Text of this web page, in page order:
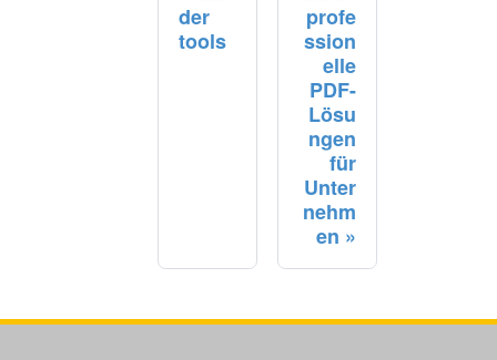
der
tools
profe
ssion
elle
PDF-
Lösu
ngen
für
Unter
nehm
en